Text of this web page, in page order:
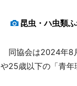
昆虫・ハ虫類
同協会は2024年8
や25歳以下の「青年